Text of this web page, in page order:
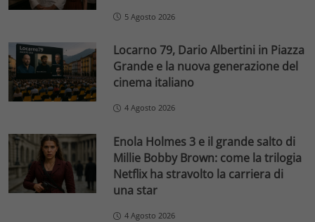
5 Agosto 2026
Locarno 79, Dario Albertini in Piazza
Grande e la nuova generazione del
cinema italiano
4 Agosto 2026
Enola Holmes 3 e il grande salto di
Millie Bobby Brown: come la trilogia
Netflix ha stravolto la carriera di
una star
4 Agosto 2026